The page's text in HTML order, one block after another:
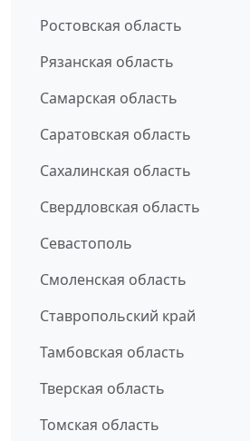
Ростовская область
Рязанская область
Самарская область
Саратовская область
Сахалинская область
Свердловская область
Севастополь
Смоленская область
Ставропольский край
Тамбовская область
Тверская область
Томская область